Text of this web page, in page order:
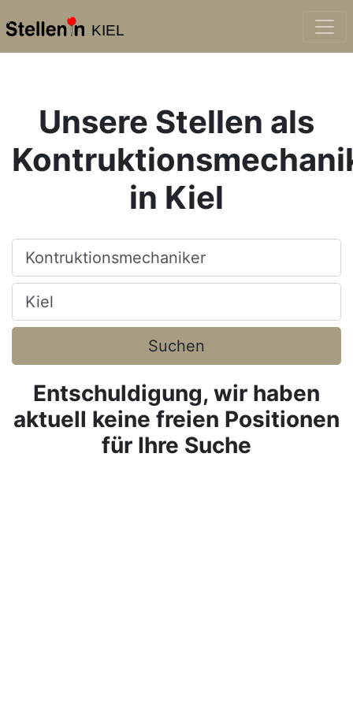
KIEL
Unsere Stellen als
in Kiel
Beruf, Fachrichtung, Firma
Ort, Stadt
Suchen
Entschuldigung, wir haben
aktuell keine freien Positionen
für Ihre Suche